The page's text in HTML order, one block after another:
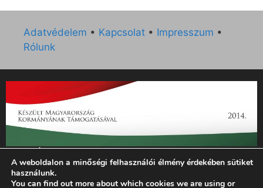
Adatvédelem • Kapcsolat • Impresszum •
Rólunk
„Az Új Ember katolikus hetilap 2014. évi működésének
támogatását az EGYH-KCP-14-P-0121 sz. támogatási
szerződés keretében 3 000 000 Ft összegben támogatta az
A weboldalon a minőségi felhasználói élmény érdekében sütiket
használunk.
You can find out more about which cookies we are using or